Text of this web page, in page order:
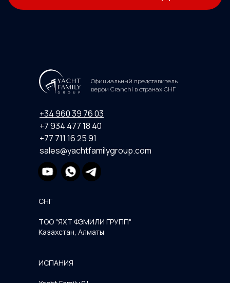
СНГ
ТОО "ЯХТ ФЭМИЛИ ГРУПП"
Казахстан, Алматы
ИСПАНИЯ
Официальный представитель
верфи Cranchi в странах СНГ
+34 960 39 76 03
+7 934 477 18 40
+77 711 16 25 91
sales@yachtfamilygroup.com